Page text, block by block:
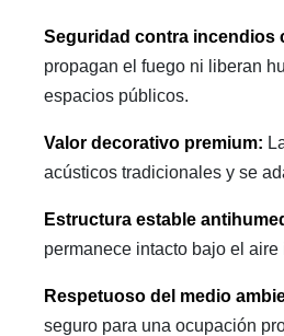
Seguridad contra incendios
propagan el fuego ni liberan
espacios públicos.
Valor decorativo premium:
acústicos tradicionales y se
Estructura estable
permanece intacto bajo el
Respetuoso del medio
seguro para una ocupación